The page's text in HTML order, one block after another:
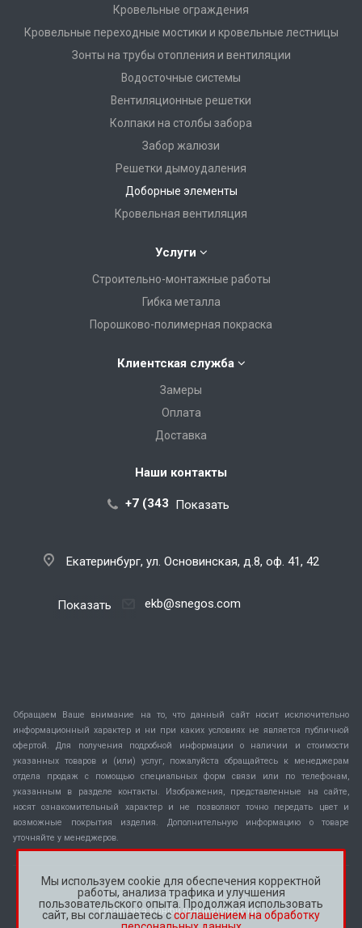
Кровельные ограждения
Кровельные переходные мостики и кровельные лестницы
Зонты на трубы отопления и вентиляции
Водосточные системы
Вентиляционные решетки
Колпаки на столбы забора
Забор жалюзи
Решетки дымоудаления
Доборные элементы
Кровельная вентиляция
Услуги
Строительно-монтажные работы
Гибка металла
Порошково-полимерная покраска
Клиентская служба
Замеры
Оплата
Доставка
Наши контакты
+7 (343) 288-07-25
Показать
Екатеринбург, ул. Основинская, д.8, оф. 41, 42
ekb@snegos.com
Показать
Обращаем Ваше внимание на то, что данный сайт носит исключительно
информационный характер и ни при каких условиях не является публичной
офертой. Для получения подробной информации о наличии и стоимости
указанных товаров и (или) услуг, пожалуйста обращайтесь к менеджерам
отдела продаж с помощью специальных форм связи или по телефонам,
указанным в разделе контакты. Изображения, представленные на сайте,
носят ознакомительный характер и не позволяют точно передать цвет и
возможные покрытия изделия. Дополнительную информацию о товаре
уточняйте у менеджеров.
© 2026 Все права защищены.
Политика конфиденциальности
Мы используем cookie для обеспечения корректной
работы, анализа трафика и улучшения
пользовательского опыта. Продолжая использовать
сайт, вы соглашаетесь ссоглашением на обработку